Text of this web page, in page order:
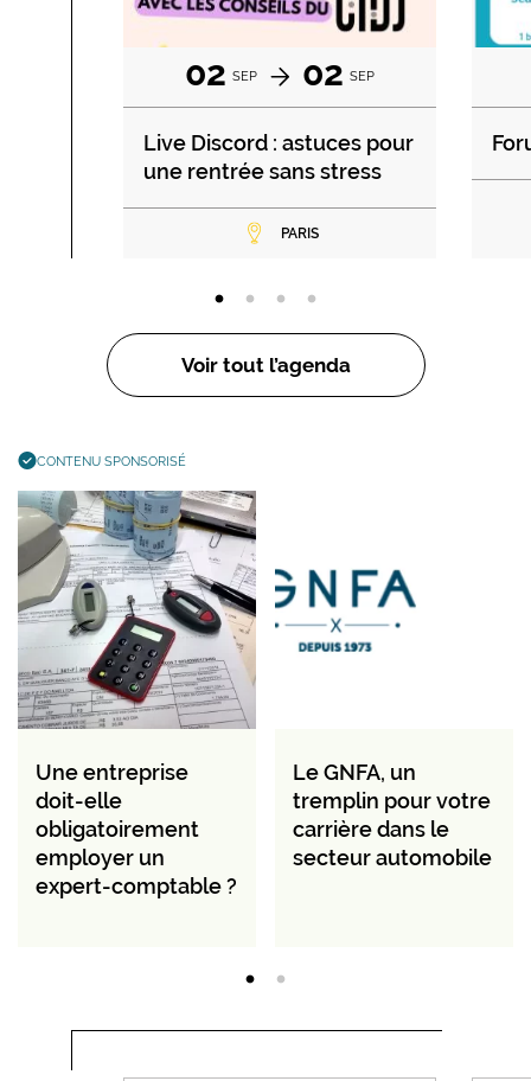
02 SEP 02 SEP
Live Discord : astuces pour
une rentrée sans stress
PARIS
Voir tout l’agenda
CONTENU SPONSORISÉ
Une entreprise
doit-elle
obligatoirement
employer un
expert-comptable ?
Le GNFA, un
tremplin pour votre
carrière dans le
secteur automobile